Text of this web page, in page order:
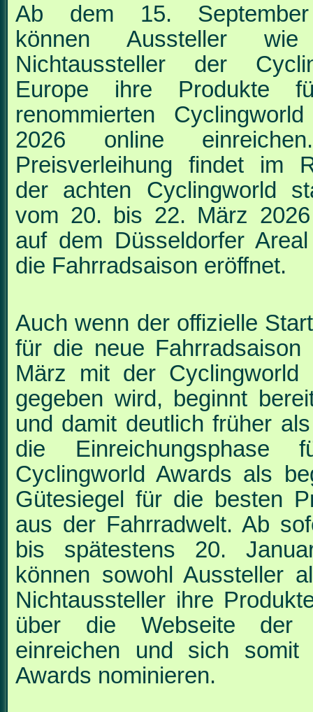
Ab dem 15.
können Aussteller
Nichtaussteller der
Europe ihre Produkte
renommierten
2026 online
Preisverleihung findet im
der achten Cyclingworld
vom 20. bis 22. März
auf dem Düsseldorfer
die Fahrradsaison eröffnet.
Auch wenn der offizielle
für die neue Fahrradsaison
März mit der Cyclingworld
gegeben wird, beginnt
und damit deutlich früher
die Einreichungsphase
Cyclingworld Awards als
Gütesiegel für die besten
aus der Fahrradwelt. Ab
bis spätestens 20.
können sowohl Aussteller
Nichtaussteller ihre
über die Webseite der
einreichen und sich
Awards nominieren.